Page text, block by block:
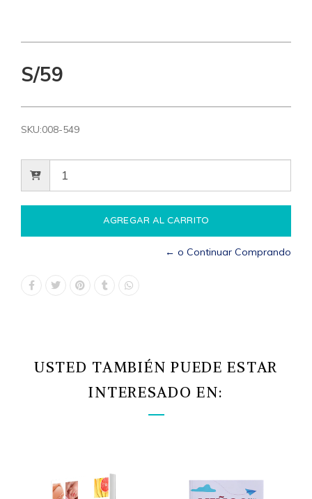
S/59
SKU:008-549
← o Continuar Comprando
USTED TAMBIÉN PUEDE ESTAR
INTERESADO EN: